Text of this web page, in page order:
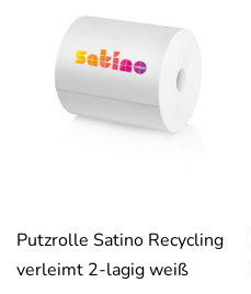
Putzrolle Satino Recycling
verleimt 2-lagig weiß